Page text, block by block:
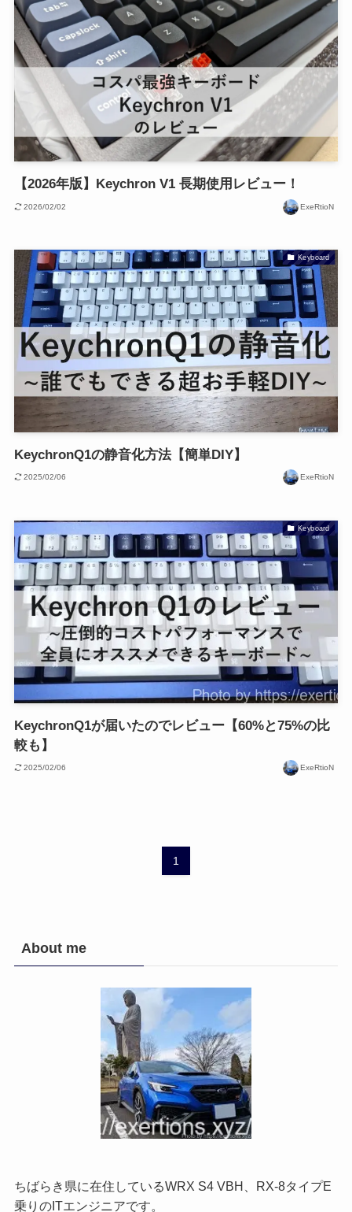
【2026年版】Keychron V1 長期使用レビュー！
2026/02/02 ExeRtioN
Keyboard
KeychronQ1の静音化方法【簡単DIY】
2025/02/06 ExeRtioN
Keyboard
KeychronQ1が届いたのでレビュー【60%と75%の比
較も】
2025/02/06 ExeRtioN
1
About me
ちばらき県に在住しているWRX S4 VBH、RX-8タイプE
乗りのITエンジニアです。